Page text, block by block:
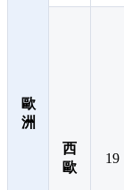
歐
洲
西
歐
19